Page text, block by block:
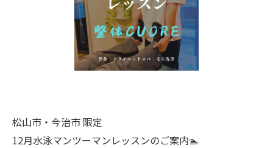
松山市・今治市 限定
12月水泳マンツーマンレッスンのご案内🏊